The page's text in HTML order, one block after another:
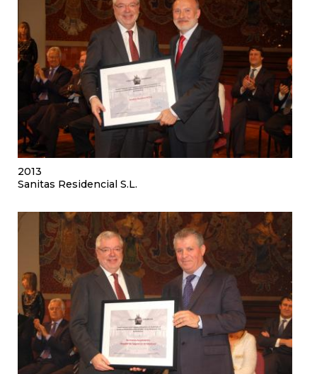
2013
Sanitas Residencial S.L.